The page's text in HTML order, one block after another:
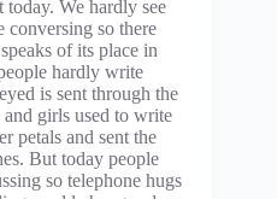
today. We hardly see
conversing so there
of its place in
hardly write
is sent through the
girls used to write
petals and sent the
But today people
so telephone hugs